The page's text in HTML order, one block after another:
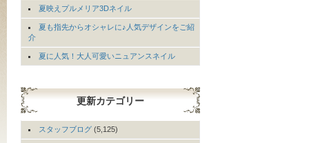
夏映えプルメリア3Dネイル
夏も指先からオシャレに♪人気デザインをご紹
介
夏に人気！大人可愛いニュアンスネイル
更新カテゴリー
スタッフブログ (5,125)